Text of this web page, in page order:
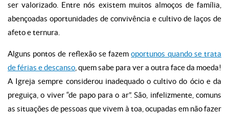
ser valorizado. Entre nós existem muitos almoços de família,
abençoadas oportunidades de convivência e cultivo de laços de
afeto e ternura.
Alguns pontos de reflexão se fazemoportunos quando se trata
de férias e descanso , quem sabe para ver a outra face da moeda!
A Igreja sempre considerou inadequado o cultivo do ócio e da
preguiça, o viver “de papo para o ar”. São, infelizmente, comuns
as situações de pessoas que vivem à toa, ocupadas em não fazer